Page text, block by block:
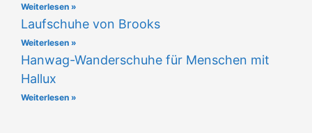
Weiterlesen »
Laufschuhe von Brooks
Weiterlesen »
Hanwag-Wanderschuhe für Menschen mit
Hallux
Weiterlesen »